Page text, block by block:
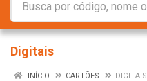
Digitais
INÍCIO CARTÕES DIGITAIS